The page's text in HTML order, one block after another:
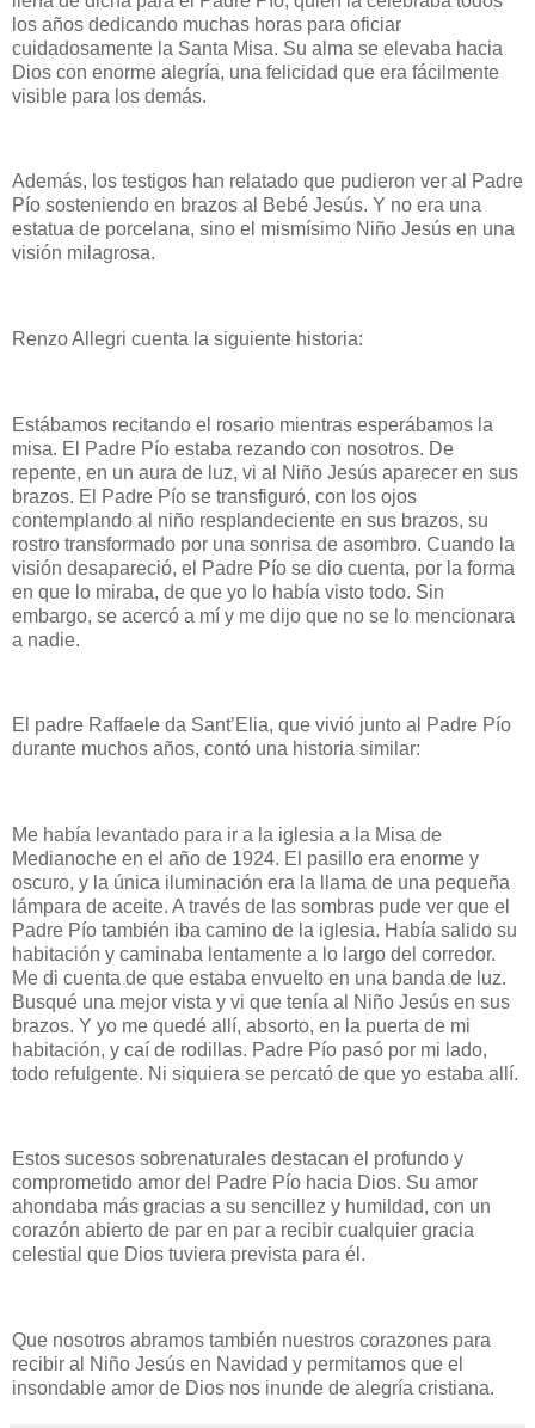
los años dedicando muchas horas para oficiar
cuidadosamente la Santa Misa. Su alma se elevaba hacia
Dios con enorme alegría, una felicidad que era fácilmente
visible para los demás.
Además, los testigos han relatado que pudieron ver al Padre
Pío sosteniendo en brazos al Bebé Jesús. Y no era una
estatua de porcelana, sino el mismísimo Niño Jesús en una
visión milagrosa.
Renzo Allegri cuenta la siguiente historia:
Estábamos recitando el rosario mientras esperábamos la
misa. El Padre Pío estaba rezando con nosotros. De
repente, en un aura de luz, vi al Niño Jesús aparecer en sus
brazos. El Padre Pío se transfiguró, con los ojos
contemplando al niño resplandeciente en sus brazos, su
rostro transformado por una sonrisa de asombro. Cuando la
visión desapareció, el Padre Pío se dio cuenta, por la forma
en que lo miraba, de que yo lo había visto todo. Sin
embargo, se acercó a mí y me dijo que no se lo mencionara
a nadie.
El padre Raffaele da Sant’Elia, que vivió junto al Padre Pío
durante muchos años, contó una historia similar:
Me había levantado para ir a la iglesia a la Misa de
Medianoche en el año de 1924. El pasillo era enorme y
oscuro, y la única iluminación era la llama de una pequeña
lámpara de aceite. A través de las sombras pude ver que el
Padre Pío también iba camino de la iglesia. Había salido su
habitación y caminaba lentamente a lo largo del corredor.
Me di cuenta de que estaba envuelto en una banda de luz.
Busqué una mejor vista y vi que tenía al Niño Jesús en sus
brazos. Y yo me quedé allí, absorto, en la puerta de mi
habitación, y caí de rodillas. Padre Pío pasó por mi lado,
todo refulgente. Ni siquiera se percató de que yo estaba allí.
Estos sucesos sobrenaturales destacan el profundo y
comprometido amor del Padre Pío hacia Dios. Su amor
ahondaba más gracias a su sencillez y humildad, con un
corazón abierto de par en par a recibir cualquier gracia
celestial que Dios tuviera prevista para él.
Que nosotros abramos también nuestros corazones para
recibir al Niño Jesús en Navidad y permitamos que el
insondable amor de Dios nos inunde de alegría cristiana.